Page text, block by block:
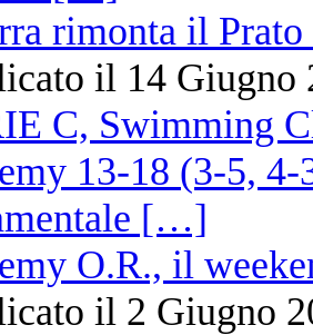
rimonta il Prato
il 14 Giugno
O.R., il
il 2 Giugno